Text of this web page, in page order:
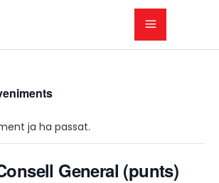
ja ha passat.
General (punts)